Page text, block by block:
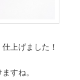
上げました！
すね。